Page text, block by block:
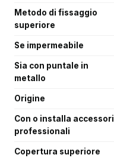
Metodo di fissaggio
superiore
Se impermeabile
Sia con puntale in
metallo
Origine
Con o installa accessori
professionali
Copertura superiore